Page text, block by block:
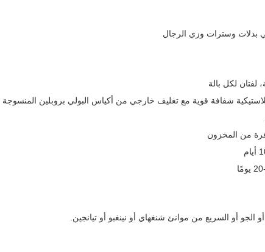
بدلات وسترات وزي الرجال
شفافة قوية مع تغليف خارجي من أكياس البولي بروبلين المنسوجة
من المخزون
أو السريع من موانئ شنغهاي أو نينغبو أو تيانجين.